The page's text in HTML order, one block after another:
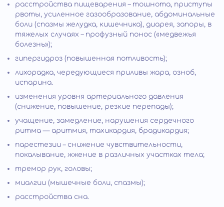
расстройства пищеварения – тошнота, приступы
рвоты, усиленное газообразование, абдоминальные
боли (спазмы желудка, кишечника), диарея, запоры, в
тяжелых случаях – профузный понос («медвежья
болезнь»);
гипергидроз (повышенная потливость);
лихорадка, чередующиеся приливы жара, озноб,
испарина.
изменения уровня артериального давления
(снижение, повышение, резкие перепады);
учащение, замедление, нарушения сердечного
ритма — аритмия, тахикардия, брадикардия;
парестезии – снижение чувствительности,
покалывание, жжение в различных участках тела;
тремор рук, головы;
миалгии (мышечные боли, спазмы);
расстройства сна.